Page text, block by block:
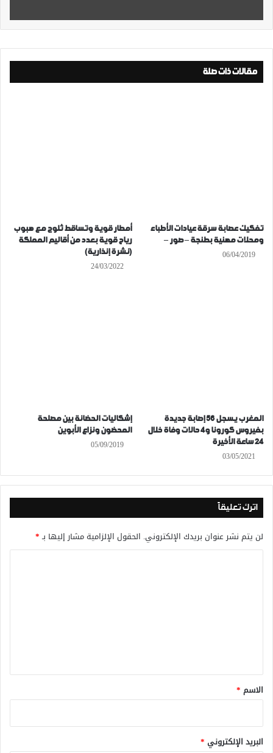
مقالات ذات صلة
تفكيك عصابة سرقة عيادات الأطباء
ومحلات مهنية بطنجة – صور –
06/04/2019
أمطار قوية وتساقط ثلوج مع هبوب
رياح قوية بعدد من أقاليم المملكة
(نشرة إنذارية)
24/03/2022
المغرب يسجل 56 إصابة جديدة
بفيروس كورونا و4 حالات وفاة خلال
24 ساعة الأخيرة
03/05/2021
إشكاليات الحضانة بين مصلحة
المحضون ونزاع الأبوين
05/09/2019
اترك تعليقاً
لن يتم نشر عنوان بريدك الإلكتروني. الحقول الإلزامية مشار إليها بـ*
*
الاسم *
البريد الإلكتروني *